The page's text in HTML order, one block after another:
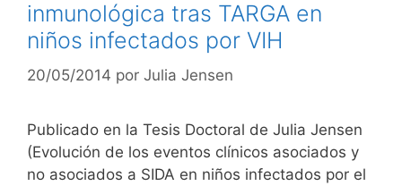
inmunológica tras TARGA en
niños infectados por VIH
20/05/2014 por Julia Jensen
Publicado en la Tesis Doctoral de Julia Jensen
(Evolución de los eventos clínicos asociados y
no asociados a SIDA en niños infectados por el